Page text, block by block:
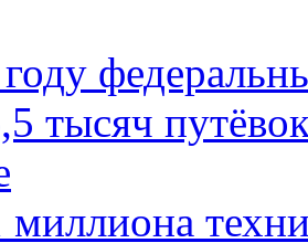
тысяч
миллиона